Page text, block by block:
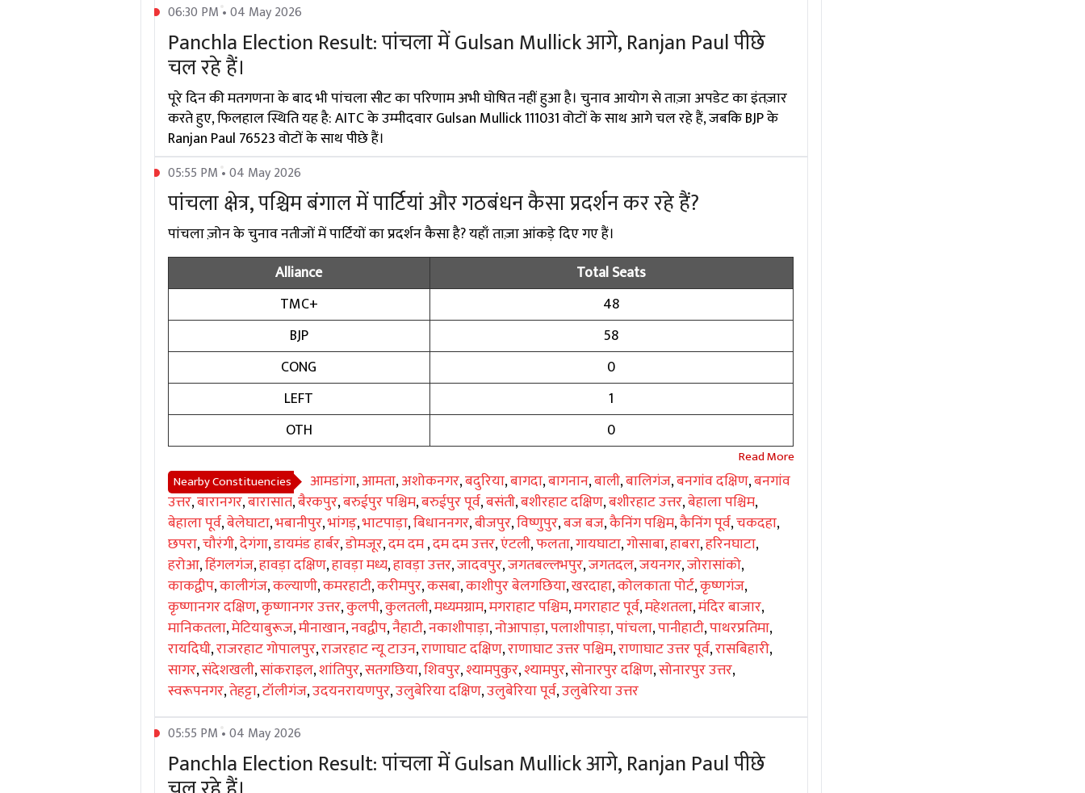
06:30 PM • 04 May 2026
Panchla Election Result: पांचला में Gulsan Mullick आगे, Ranjan Paul पीछे
चल रहे हैं।
पूरे दिन की मतगणना के बाद भी पांचला सीट का परिणाम अभी घोषित नहीं हुआ है। चुनाव आयोग से ताज़ा अपडेट का इंतज़ार
करते हुए, फिलहाल स्थिति यह है: AITC के उम्मीदवार Gulsan Mullick 111031 वोटों के साथ आगे चल रहे हैं, जबकि BJP के
Ranjan Paul 76523 वोटों के साथ पीछे हैं।
05:55 PM • 04 May 2026
पांचला क्षेत्र, पश्चिम बंगाल में पार्टियां और गठबंधन कैसा प्रदर्शन कर रहे हैं?
पांचला ज़ोन के चुनाव नतीजों में पार्टियों का प्रदर्शन कैसा है? यहाँ ताज़ा आंकड़े दिए गए हैं।
Alliance
Total Seats
TMC+
48
BJP
58
CONG
0
LEFT
1
OTH
0
Nearby Constituencies आमडांगा,आमता,अशोकनगर,बदुरिया,बागदा,बागनान,बाली,बालिगंज,बनगांव दक्षिण,बनगांव
उत्तर,बारानगर,बारासात,बैरकपुर,बरुईपुर पश्चिम,बरुईपुर पूर्व,बसंती,बशीरहाट दक्षिण,बशीरहाट उत्तर,बेहाला पश्चिम,
बेहाला पूर्व,बेलेघाटा,भबानीपुर,भांगड़,भाटपाड़ा,बिधाननगर,बीजपुर,विष्णुपुर,बज बज,कैनिंग पश्चिम,कैनिंग पूर्व,चकदहा,
छपरा,चौरंगी,देगंगा,डायमंड हार्बर,डोमजूर,दम दम,दम दम उत्तर,एंटली,फलता,गायघाटा,गोसाबा,हाबरा,हरिनघाटा,
हरोआ,हिंगलगंज,हावड़ा दक्षिण,हावड़ा मध्य,हावड़ा उत्तर,जादवपुर,जगतबल्लभपुर,जगतदल,जयनगर,जोरासांको,
काकद्वीप,कालीगंज,कल्याणी,कमरहाटी,करीमपुर,कसबा,काशीपुर बेलगछिया,खरदाहा,कोलकाता पोर्ट,कृष्णगंज,
कृष्णानगर दक्षिण,कृष्णानगर उत्तर,कुलपी,कुलतली,मध्यमग्राम,मगराहाट पश्चिम,मगराहाट पूर्व,महेशतला,मंदिर बाजार,
मानिकतला,मेटियाबुरूज,मीनाखान,नवद्वीप,नैहाटी,नकाशीपाड़ा,नोआपाड़ा,पलाशीपाड़ा,पांचला,पानीहाटी,पाथरप्रतिमा,
रायदिघी,राजरहाट गोपालपुर,राजरहाट न्यू टाउन,राणाघाट दक्षिण,राणाघाट उत्तर पश्चिम,राणाघाट उत्तर पूर्व,रासबिहारी,
सागर,संदेशखली,सांकराइल,शांतिपुर,सतगछिया,शिवपुर,श्यामपुकुर,श्यामपुर,सोनारपुर दक्षिण,सोनारपुर उत्तर,
स्वरूपनगर,तेहट्टा,टॉलीगंज,उदयनरायणपुर,उलुबेरिया दक्षिण,उलुबेरिया पूर्व,उलुबेरिया उत्तर
05:55 PM • 04 May 2026
Panchla Election Result: पांचला में Gulsan Mullick आगे, Ranjan Paul पीछे